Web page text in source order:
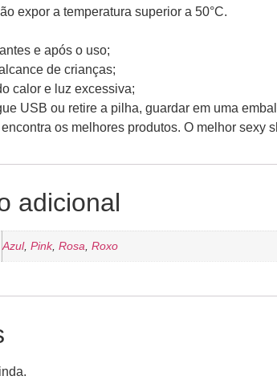
expor a temperatura superior a 50°C.
e após o uso;
de crianças;
calor e luz excessiva;
USB ou retire a pilha, guardar em uma
os melhores produtos. O melhor sexy
adicional
Azul, Pink, Rosa Roxo